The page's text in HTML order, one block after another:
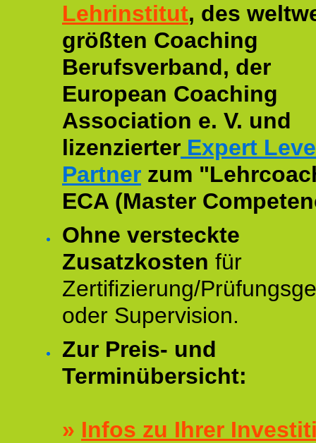
Lehrinstitut, des
größten Coaching
Berufsverband, der
European Coaching
Association e. V. und
lizenzierter Expert
Partner zum
ECA (Master
Ohne versteckte
Zusatzkosten für
Zertifizierung/
oder Supervision.
Zur Preis- und
Terminübersicht:
» Infos zu Ihrer